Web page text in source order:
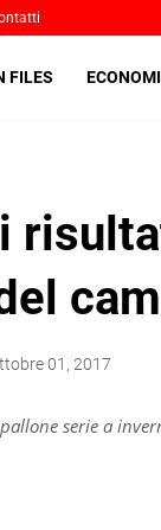
FILES
i
01, 2017